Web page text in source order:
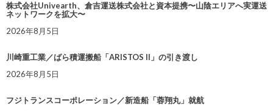
株式会社Univearth、倉吉運送株式会社と資本提携〜山陰エリアへ実運送
ネットワークを拡大〜
2026年8月5日
川崎重工業／ばら積運搬船「ARISTOS II」の引き渡し
2026年8月5日
フジトランスコーポレーション／新造船「蓉翔丸」就航